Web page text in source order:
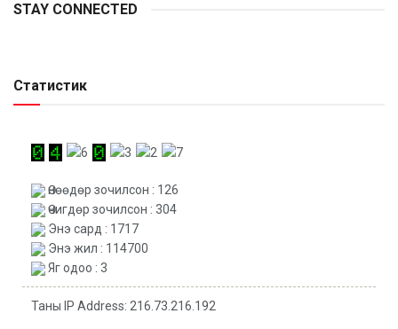
STAY CONNECTED
Статистик
Өнөөдөр зочилсон : 126
Өчигдөр зочилсон : 304
Энэ сард : 1717
Энэ жил : 114700
Яг одоо : 3
Таны IP Address: 216.73.216.192